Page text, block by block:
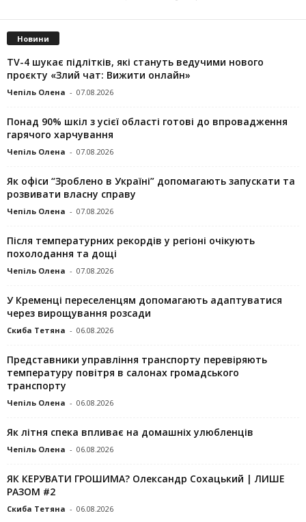
Новини
TV-4 шукає підлітків, які стануть ведучими нового
проєкту «Злий чат: Вижити онлайн»
Чепіль Олена - 07.08.2026
Понад 90% шкіл з усієї області готові до впровадження
гарячого харчування
Чепіль Олена - 07.08.2026
Як офіси “Зроблено в Україні” допомагають запускaти та
розвивати власну справу
Чепіль Олена - 07.08.2026
Після температурних рекордів у регіоні очікують
похолодання та дощі
Чепіль Олена - 07.08.2026
У Кременці переселенцям допомагають адаптуватися
через вирощування розсади
Скиба Тетяна - 06.08.2026
Представники управління транспорту перевіряють
температуру повітря в салонах громадського
транспорту
Чепіль Олена - 06.08.2026
Як літня спека впливає на домашніх улюбленців
Чепіль Олена - 06.08.2026
ЯК КЕРУВАТИ ГРОШИМА? Олександр Сохацький | ЛИШЕ
РАЗОМ #2
Скиба Тетяна - 06.08.2026